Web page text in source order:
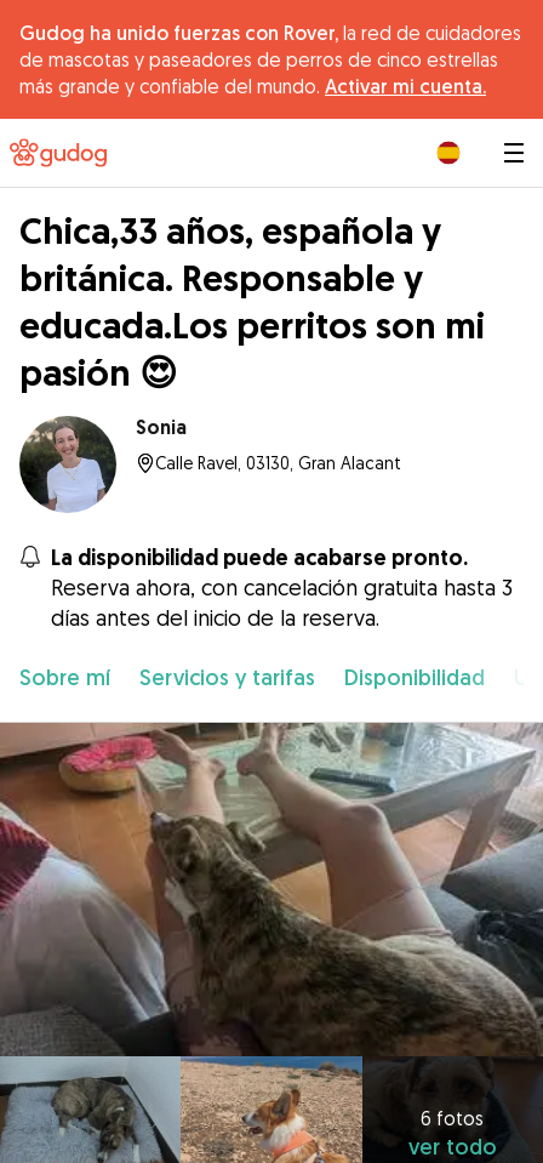
Gudog ha unido fuerzas con Rover, la red de cuidadores
de mascotas y paseadores de perros de cinco estrellas
más grande y confiable del mundo. Activar mi cuenta.
Chica,33 años, española y
británica. Responsable y
educada.Los perritos son mi
pasión 😍
Sonia
Calle Ravel, 03130, Gran Alacant
La disponibilidad puede acabarse pronto.
Reserva ahora, con cancelación gratuita hasta 3
días antes del inicio de la reserva.
Sobre mí Servicios y tarifas Disponibilidad
6 fotos
ver todo